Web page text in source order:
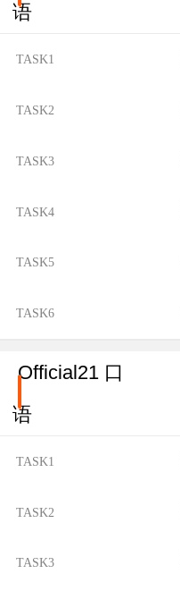
语
TASK1
TASK2
TASK3
TASK4
TASK5
TASK6
Official21 口
语
TASK1
TASK2
TASK3